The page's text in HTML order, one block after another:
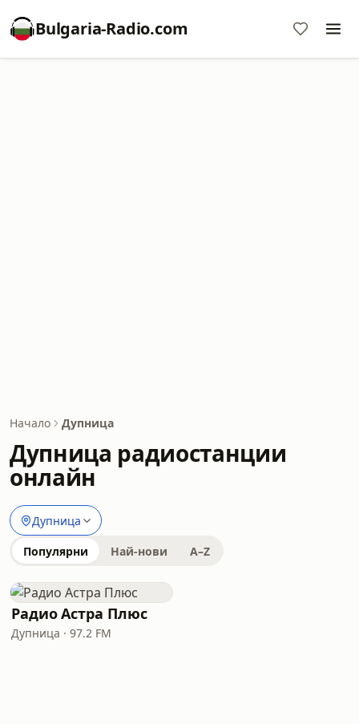
Bulgaria-Radio.com
Начало Дупница
Дупница радиостанции
онлайн
Дупница
Популярни Най-нови A–Z
Радио Астра Плюс
Дупница · 97.2 FM